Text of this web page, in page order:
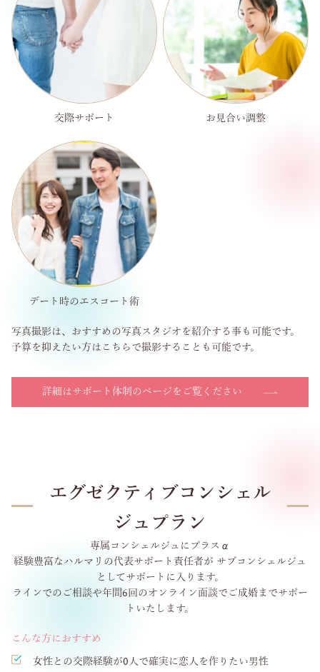
交際サポート お見合い調整
デート時のエスコート術
写真撮影は、おすすめの写真スタジオを紹介する事も可能です。
予算を抑えたい方はこちらで撮影することも可能です。
詳細はサポート体制のページをご覧ください
エグゼクティブコンシェル
ジュプラン
専属コンシェルジュにプラスα
経験豊富なハルマリの代表サポート責任者が サブコンシェルジュ
としてサポートに入ります。
ラインでのご相談や年間6回のオンライン面談でご成婚までサポー
トいたします。
こんな方におすすめ
女性との交際経験が0人で確実に恋人を作りたい男性